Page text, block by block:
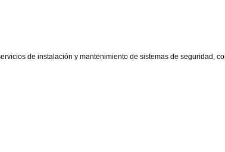
de instalación y mantenimiento de sistemas de seguridad,